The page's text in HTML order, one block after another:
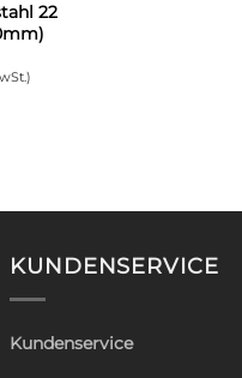
22
KUNDENSERVICE
Kundenservice